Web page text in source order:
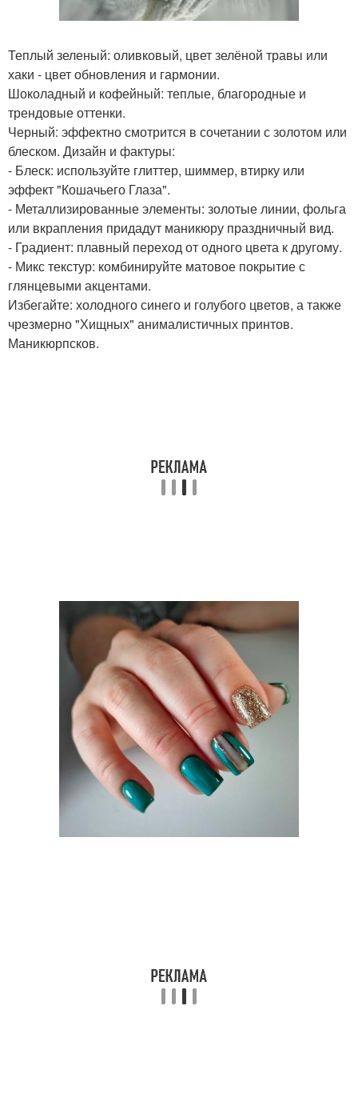
Теплый зеленый: оливковый, цвет зелёной травы или
хаки - цвет обновления и гармонии.
Шоколадный и кофейный: теплые, благородные и
трендовые оттенки.
Черный: эффектно смотрится в сочетании с золотом или
блеском. Дизайн и фактуры:
- Блеск: используйте глиттер, шиммер, втирку или
эффект "Кошачьего Глаза".
- Металлизированные элементы: золотые линии, фольга
или вкрапления придадут маникюру праздничный вид.
- Градиент: плавный переход от одного цвета к другому.
- Микс текстур: комбинируйте матовое покрытие с
глянцевыми акцентами.
Избегайте: холодного синего и голубого цветов, а также
чрезмерно "Хищных" анималистичных принтов.
Маникюрпсков.